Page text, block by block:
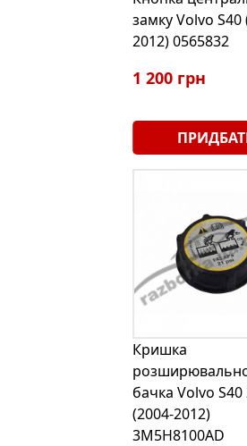
замку Volvo S40
2012) 0565832
1 200 грн
Кришка
бачка Volvo S40
(2004-2012)
3M5H8100AD